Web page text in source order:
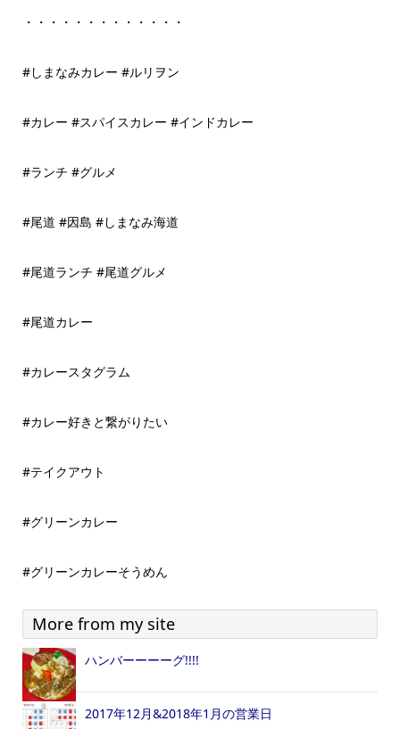
・・・・・・・・・・・・・
#しまなみカレー #ルリヲン
#カレー #スパイスカレー #インドカレー
#ランチ #グルメ
#尾道 #因島 #しまなみ海道
#尾道ランチ #尾道グルメ
#尾道カレー
#カレースタグラム
#カレー好きと繋がりたい
#テイクアウト
#グリーンカレー
#グリーンカレーそうめん
More from my site
ハンバーーーーグ!!!!
2017年12月&2018年1月の営業日